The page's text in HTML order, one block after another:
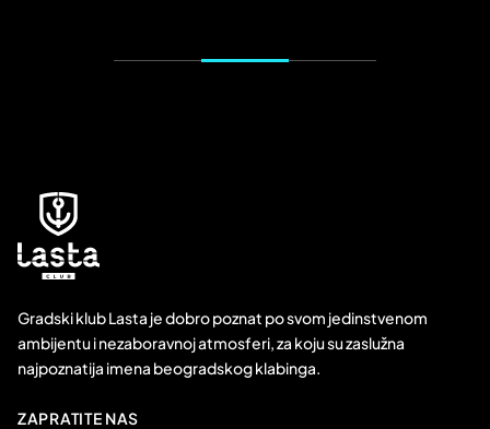
Gradski klub Lasta je dobro poznat po svom jedinstvenom
ambijentu i nezaboravnoj atmosferi, za koju su zaslužna
najpoznatija imena beogradskog klabinga.
ZAPRATITE NAS